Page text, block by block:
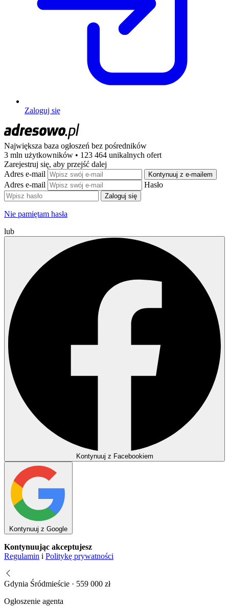
Zaloguj się
Największa baza ogłoszeń bez pośredników
3 mln użytkowników • 123 464 unikalnych ofert
Zarejestruj się, aby przejść dalej
Adres e-mail
Kontynuuj z e-mailem
Adres e-mail Hasło
Zaloguj się
Nie pamiętam hasła
lub
Kontynuuj z Facebookiem
Kontynuuj z Google
Kontynuując akceptujesz
Regulamin i Politykę prywatności
Gdynia Śródmieście · 559 000 zł
Ogłoszenie agenta